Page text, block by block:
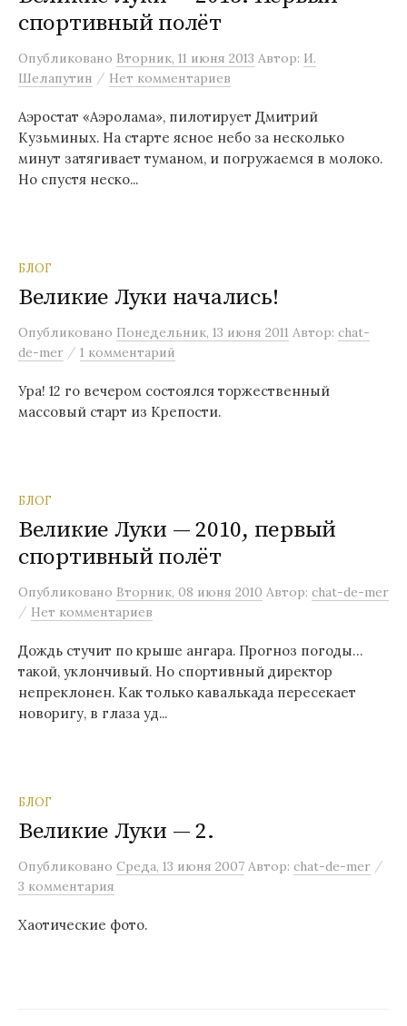
м
спортивный полёт
Опубликовано Вторник, 11 июня 2013 Автор: И.
Шелапутин / Нет комментариев
Аэростат «Аэролама», пилотирует Дмитрий
Кузьминых. На старте ясное небо за несколько
минут затягивает туманом, и погружаемся в молоко.
Но спустя неско...
БЛОГ
Великие Луки начались!
Опубликовано Понедельник, 13 июня 2011 Автор: chat-
de-mer / 1 комментарий
Ура! 12 го вечером состоялся торжественный
массовый старт из Крепости.
БЛОГ
Великие Луки — 2010, первый
спортивный полёт
Опубликовано Вторник, 08 июня 2010 Автор: chat-de-mer
/ Нет комментариев
Дождь стучит по крыше ангара. Прогноз погоды…
такой, уклончивый. Но спортивный директор
непреклонен. Как только кавалькада пересекает
новоригу, в глаза уд...
БЛОГ
Великие Луки — 2.
Опубликовано Среда, 13 июня 2007 Автор: chat-de-mer /
3 комментария
Хаотические фото.